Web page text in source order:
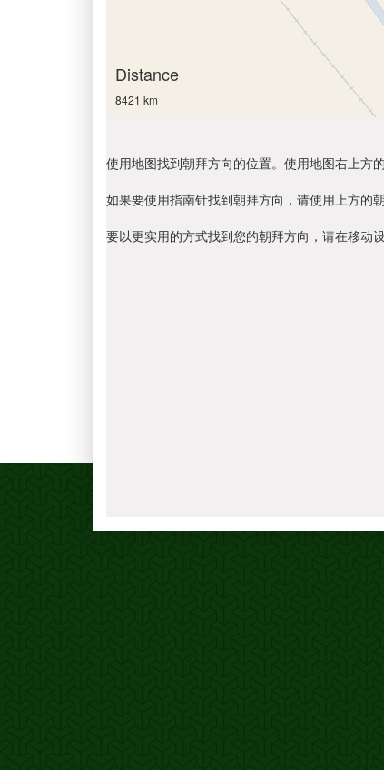
Distance
8421 km
使用地图找到朝拜方向的位置。使用地图右上方
如果要使用指南针找到朝拜方向，请使用上方的
要以更实用的方式找到您的朝拜方向，请在移动